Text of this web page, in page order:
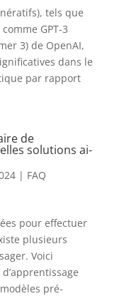
tels que
GPT-3
3) de OpenAI,
dans le
par rapport
de
solutions ai-
| FAQ
pour effectuer
plusieurs
Voici
pré-